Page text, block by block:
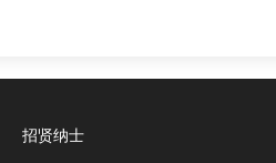
招贤纳士